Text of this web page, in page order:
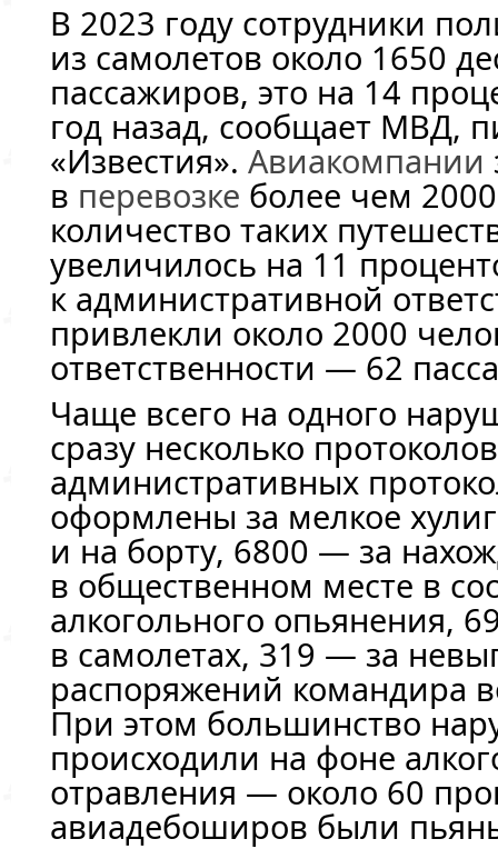
В 2023 году сотрудники
из самолетов около 1650
пассажиров, это на 14
год назад, сообщает МВД,
«Известия». Авиакомпании
в перевозке более чем
количество таких
увеличилось на 11
к административной
привлекли около 2000
ответственности — 62
Чаще всего на одного
сразу несколько
административных
оформлены за мелкое
и на борту, 6800 — за
в общественном месте в
алкогольного опьянения,
в самолетах, 319 — за
распоряжений командира
При этом большинство
происходили на фоне
отравления — около 60
авиадебоширов были